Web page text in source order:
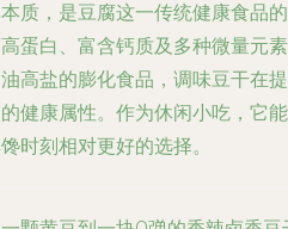
质，是豆腐这一传统健康食品
蛋白、富含钙质及多种微量元
高盐的膨化食品，调味豆干在
健康属性。作为休闲小吃，它
时刻相对更好的选择。